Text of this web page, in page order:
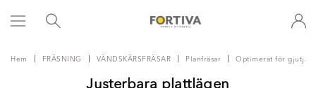
Hem FRÄSNING VÄNDSKÄRSFRÄSAR Planfräsar Optimerat för gjutjärn
Justerbara plattlägen